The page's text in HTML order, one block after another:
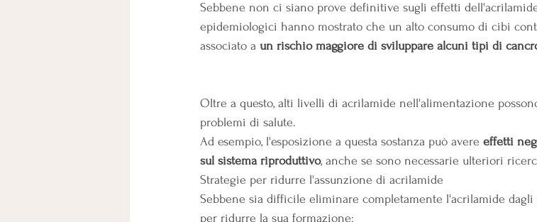
Sebbene non ci siano prove definitive sugli effetti
epidemiologici hanno mostrato che un alto consumo di cibi
associato a un rischio maggiore di sviluppare alcuni tipi di
Oltre a questo, alti livelli di acrilamide nell'alimentazione
problemi di salute.
Ad esempio, l'esposizione a questa sostanza può avere effetti
sul sistema riproduttivo, anche se sono necessarie ulteriori
Strategie per ridurre l'assunzione di acrilamide
Sebbene sia difficile eliminare completamente l'acrilamide
per ridurre la sua formazione: